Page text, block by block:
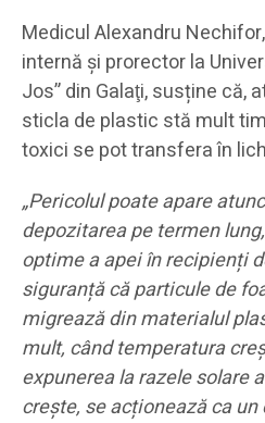
Medicul Alexandru
internă și prorector la
Jos” din Galaţi, susține că,
sticla de plastic stă mult
toxici se pot transfera în
„Pericolul poate apare
depozitarea pe termen
optime a apei în recipienți
siguranță că particule de
migrează din materialul
mult, când temperatura
expunerea la razele solare
crește, se acționează ca